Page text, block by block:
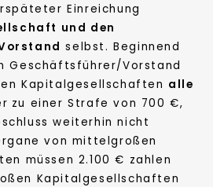
Einreichung
und den
selbst. Beginnend
Geschäftsführer/Vorstand
Kapitalgesellschaften alle
zu einer Strafe von 700 €,
weiterhin nicht
von mittelgroßen
müssen 2.100 € zahlen
Kapitalgesellschaften